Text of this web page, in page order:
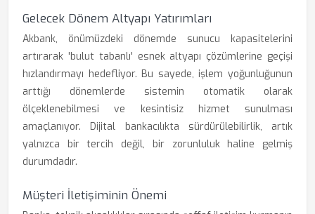
Gelecek Dönem Altyapı Yatırımları
Akbank, önümüzdeki dönemde sunucu kapasitelerini
artırarak 'bulut tabanlı' esnek altyapı çözümlerine geçişi
hızlandırmayı hedefliyor. Bu sayede, işlem yoğunluğunun
arttığı dönemlerde sistemin otomatik olarak
ölçeklenebilmesi ve kesintisiz hizmet sunulması
amaçlanıyor. Dijital bankacılıkta sürdürülebilirlik, artık
yalnızca bir tercih değil, bir zorunluluk haline gelmiş
durumdadır.
Müşteri İletişiminin Önemi